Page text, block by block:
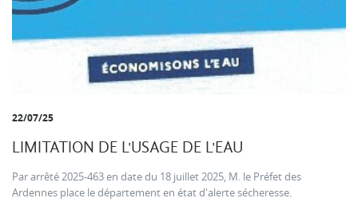
22/07/25
LIMITATION DE L'USAGE DE L'EAU
Par arrêté 2025-463 en date du 18 juillet 2025, M. le Préfet des
Ardennes place le département en état d'alerte sécheresse.